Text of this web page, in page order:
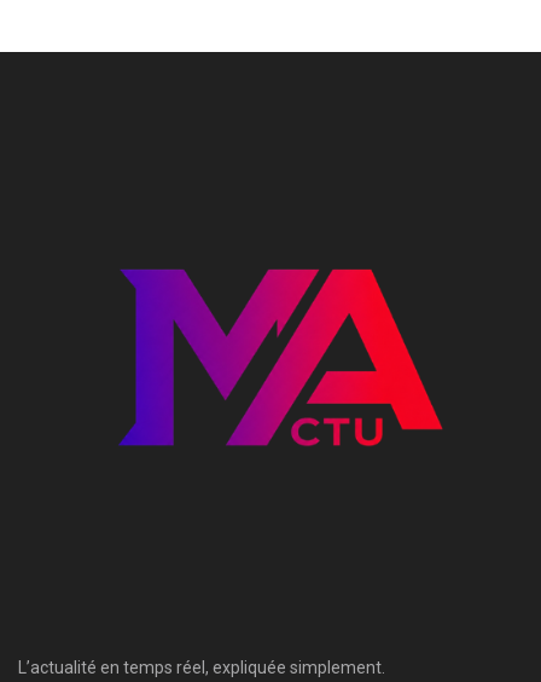
L’actualité en temps réel, expliquée simplement.